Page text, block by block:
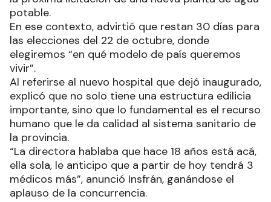
potable.
En ese contexto, advirtió que restan 30 días para
las elecciones del 22 de octubre, donde
elegiremos “en qué modelo de país queremos
vivir”.
Al referirse al nuevo hospital que dejó inaugurado,
explicó que no solo tiene una estructura edilicia
importante, sino que lo fundamental es el recurso
humano que le da calidad al sistema sanitario de
la provincia.
“La directora hablaba que hace 18 años está acá,
ella sola, le anticipo que a partir de hoy tendrá 3
médicos más”, anunció Insfrán, ganándose el
aplauso de la concurrencia.